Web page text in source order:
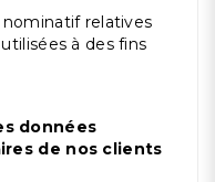
relatives
à des fins
données
de nos clients